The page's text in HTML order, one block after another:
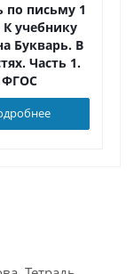
по письму 1
К учебнику
Букварь. В
Часть 1.
ФГОС